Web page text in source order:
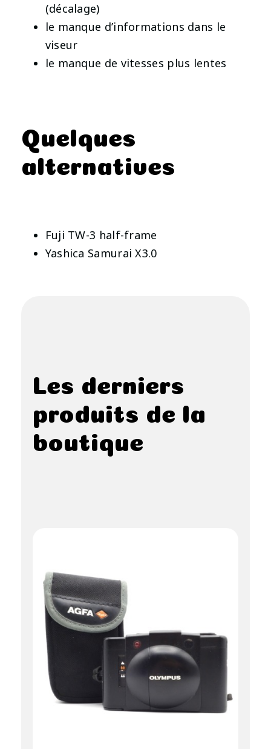
(décalage)
le manque d’informations dans le
viseur
le manque de vitesses plus lentes
Quelques
alternatives
Fuji TW-3 half-frame
Yashica Samurai X3.0
Les derniers
produits de la
boutique